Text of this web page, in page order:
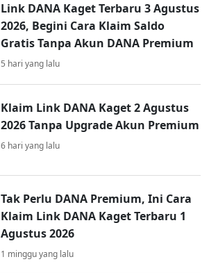
Link DANA Kaget Terbaru 3 Agustus
2026, Begini Cara Klaim Saldo
Gratis Tanpa Akun DANA Premium
5 hari yang lalu
Klaim Link DANA Kaget 2 Agustus
2026 Tanpa Upgrade Akun Premium
6 hari yang lalu
Tak Perlu DANA Premium, Ini Cara
Klaim Link DANA Kaget Terbaru 1
Agustus 2026
1 minggu yang lalu